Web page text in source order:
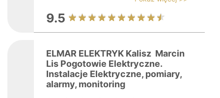
9.5
ELMAR ELEKTRYK Kalisz ️ Marcin
Lis Pogotowie Elektryczne.
Instalacje Elektryczne, pomiary,
alarmy, monitoring